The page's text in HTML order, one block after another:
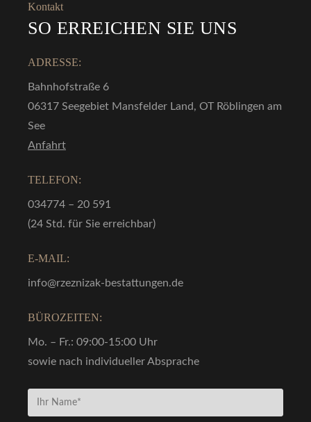
Kontakt
SO ERREICHEN SIE UNS
ADRESSE:
Bahnhofstraße 6
06317 Seegebiet Mansfelder Land, OT Röblingen am
See
Anfahrt
TELEFON:
034774 – 20 591
(24 Std. für Sie erreichbar)
E-MAIL:
info@rzeznizak-bestattungen.de
BÜROZEITEN:
Mo. – Fr.: 09:00-15:00 Uhr
sowie nach individueller Absprache